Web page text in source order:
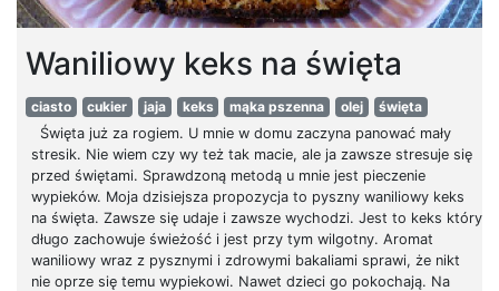
Waniliowy keks na święta
ciasto cukier jaja keks mąka pszenna olej
święta
Święta już za rogiem. U mnie w domu zaczyna panować mały
stresik. Nie wiem czy wy też tak macie, ale ja zawsze stresuje się
przed świętami. Sprawdzoną metodą u mnie jest pieczenie
wypieków. Moja dzisiejsza propozycja to pyszny waniliowy keks
na święta. Zawsze się udaje i zawsze wychodzi. Jest to keks który
długo zachowuje świeżość i jest przy tym wilgotny. Aromat
waniliowy wraz z pysznymi i zdrowymi bakaliami sprawi, że nikt
nie oprze się temu wypiekowi. Nawet dzieci go pokochają. Na